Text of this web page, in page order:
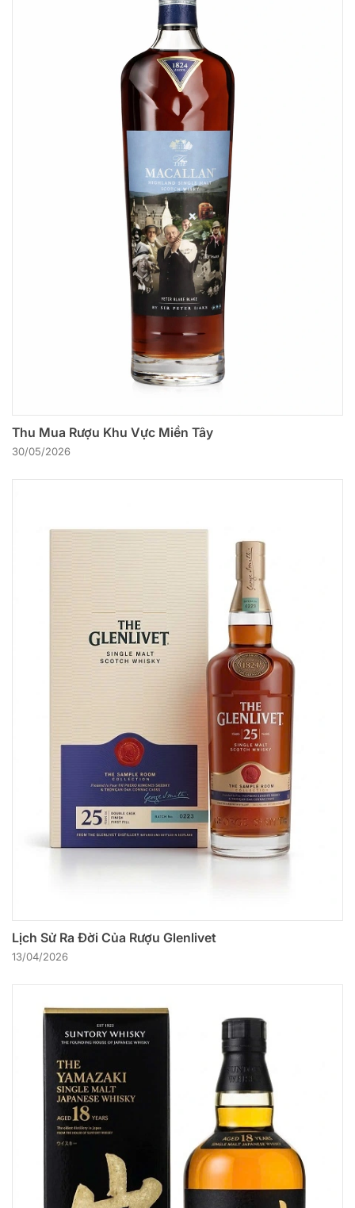
Thu Mua Rượu Khu Vực Miền Tây
30/05/2026
Lịch Sử Ra Đời Của Rượu Glenlivet
13/04/2026